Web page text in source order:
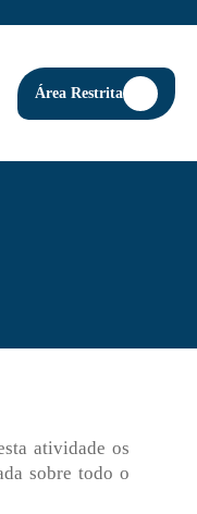
Área Restrita
atividade os
sobre todo o